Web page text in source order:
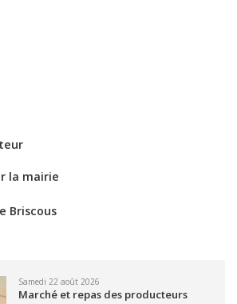
la mairie
Briscous
Samedi 22 août 2026
Marché et repas des producteurs